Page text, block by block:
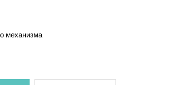
механизма